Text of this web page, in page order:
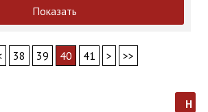
Показать
38 39 40 41 > >>
н